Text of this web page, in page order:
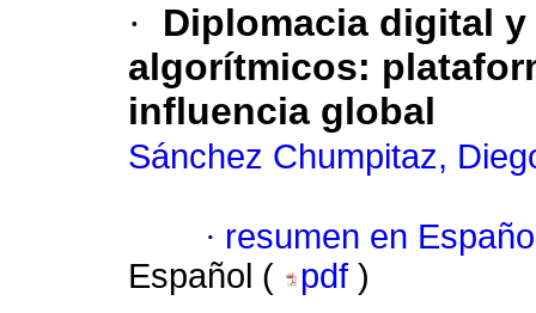
·
Diplomacia digital
algorítmicos:
influencia global
Sánchez Chumpitaz,
· resumen en
Español (
pdf )